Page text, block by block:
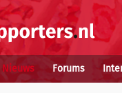
Nieuws Forums